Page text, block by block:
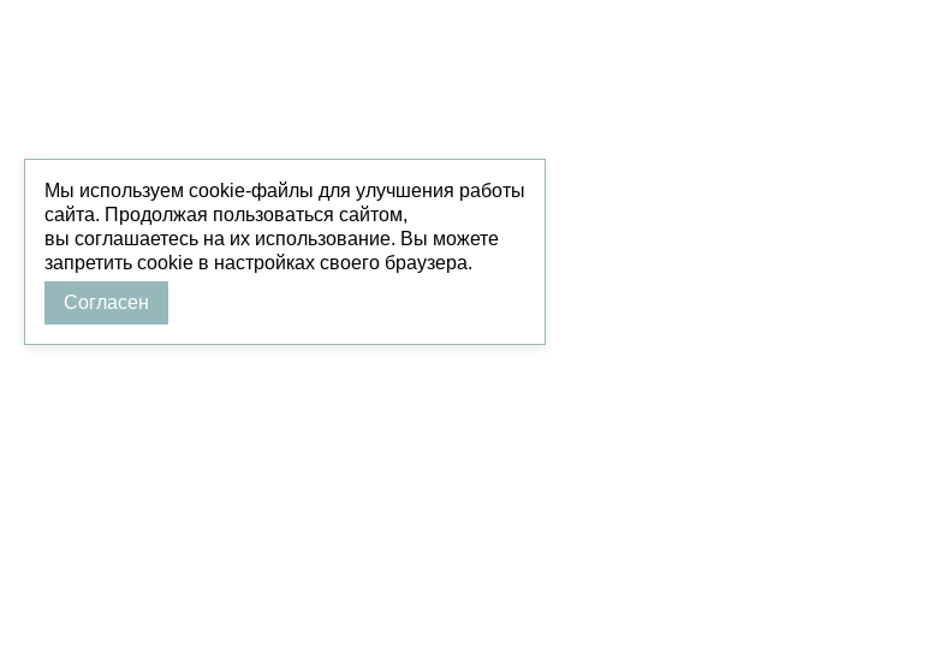
Мы используем cookie-файлы для улучшения работы
сайта. Продолжая пользоваться сайтом,
вы соглашаетесь на их использование. Вы можете
запретить cookie в настройках своего браузера.
Согласен